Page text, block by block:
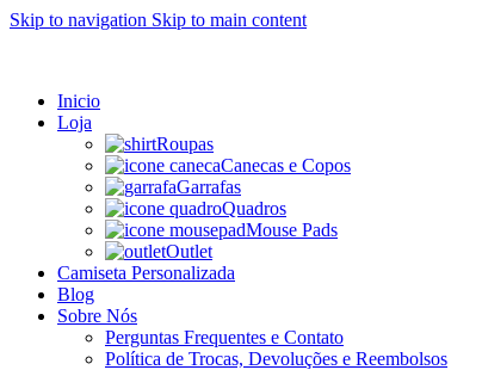
Skip to navigation Skip to main content
Inicio
Loja
Roupas
Canecas e Copos
Garrafas
Quadros
Mouse Pads
Outlet
Camiseta Personalizada
Blog
Sobre Nós
Perguntas Frequentes e Contato
Política de Trocas, Devoluções e Reembolsos